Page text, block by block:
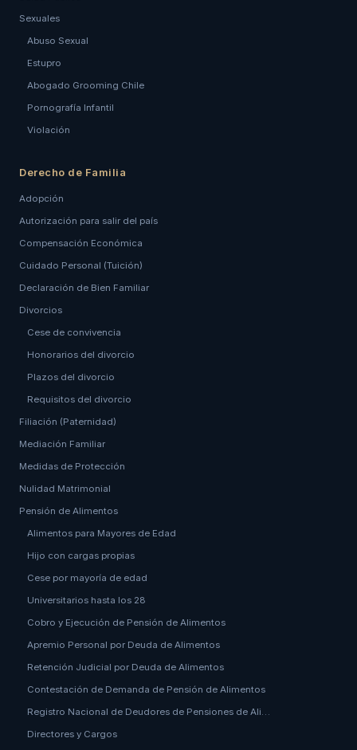
Sexuales
Abuso Sexual
Estupro
Abogado Grooming Chile
Pornografía Infantil
Violación
Derecho de Familia
Adopción
Autorización para salir del país
Compensación Económica
Cuidado Personal (Tuición)
Declaración de Bien Familiar
Divorcios
Cese de convivencia
Honorarios del divorcio
Plazos del divorcio
Requisitos del divorcio
Filiación (Paternidad)
Mediación Familiar
Medidas de Protección
Nulidad Matrimonial
Pensión de Alimentos
Alimentos para Mayores de Edad
Hijo con cargas propias
Cese por mayoría de edad
Universitarios hasta los 28
Cobro y Ejecución de Pensión de Alimentos
Apremio Personal por Deuda de Alimentos
Retención Judicial por Deuda de Alimentos
Contestación de Demanda de Pensión de Alimentos
Registro Nacional de Deudores de Pensiones de Ali…
Directores y Cargos